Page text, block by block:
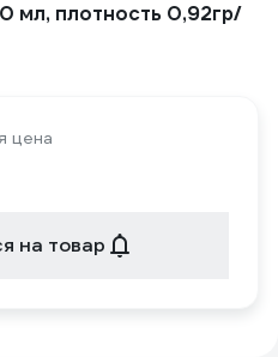
мл, плотность 0,92гр/
цена
на товар